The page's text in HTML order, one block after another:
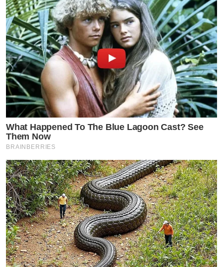
จอยคนนี้ที่คอยเป็นเกาะกันกระสุนให้นางมาเสมอ อย่างที่
เห็นฉันพร้อมไฟว์กับทุกคนที่มีปัญหากับนาง อยู่มาทุก
เหตุการณ์ โดนทัวร์ลงก็ไม่หวั่น (สุดท้ายคนยุลอยตัว ส่วนคน
ออกหน้าต้องมานั่งรับกรรม) ตอนนี้ก็เช่นกัน นั่งยุสบายๆ
ตามเคย
และนอกจากเป็นเกาะให้แล้ว ก็ยังเป็นที่รองรับอารมณ์นาง
ด้วยเช่นกัน บ่อยครั้งที่ถูกชี้หน้าด่าด้วยถ้อยคำหยาบคายและ
ไม่ให้เกียรติ ทั้งต่อหน้าคนอื่น คนนี้นี่แหละที่เป็นกระโถนรอง
รับอารมณ์ให้ แล้วตอนนี้ทัวร์มาลงว่าฉันมีปัญหากับคนนั้นคน
นี้ เพราะนี่ปกป้องใคร
10. มาปลายเดือนมกรา 68 น้องเข้ามาที่บ้านจอยเอา
เอกสารมาให้เซ็น เราคุยดีกันอยู่เลย พอหลังจากนั้น 2 วัน
น้องก็บล็อกจอย (ช็อตฟิลไปหลายวัน) แล้วนี่เหรอบอก
เคารพฉันรักเหมือนพี่สาว มาบอกว่าโคตรเสียใจ แน่ใจนะ คิด
ดีๆ คิดใหม่
What Happened To The Blue Lagoon Cast? See
Them Now
BRAINBERRIES